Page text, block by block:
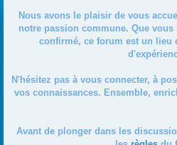
Nous avons le plaisir de vous
notre passion commune. Que
confirmé, ce forum est un lieu
N'hésitez pas à vous connecter, à
vos connaissances. Ensemble,
Avant de plonger dans les